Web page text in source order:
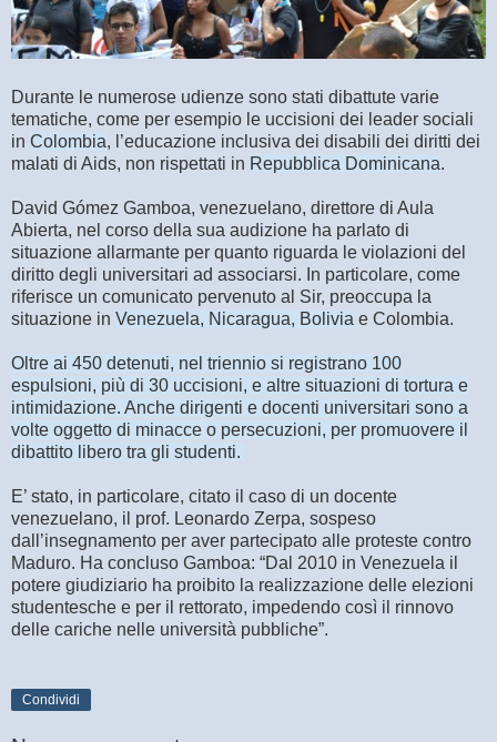
Durante le numerose udienze sono stati dibattute varie
tematiche, come per esempio le uccisioni dei leader sociali
in Colombia, l’educazione inclusiva dei disabili dei diritti dei
malati di Aids, non rispettati in Repubblica Dominicana.
David Gómez Gamboa, venezuelano, direttore di Aula
Abierta, nel corso della sua audizione ha parlato di
situazione allarmante per quanto riguarda le violazioni del
diritto degli universitari ad associarsi. In particolare, come
riferisce un comunicato pervenuto al Sir, preoccupa la
situazione in Venezuela, Nicaragua, Bolivia e Colombia.
Oltre ai 450 detenuti, nel triennio si registrano 100
espulsioni, più di 30 uccisioni, e altre situazioni di tortura e
intimidazione. Anche dirigenti e docenti universitari sono a
volte oggetto di minacce o persecuzioni, per promuovere il
dibattito libero tra gli studenti.
E’ stato, in particolare, citato il caso di un docente
venezuelano, il prof. Leonardo Zerpa, sospeso
dall’insegnamento per aver partecipato alle proteste contro
Maduro. Ha concluso Gamboa: “Dal 2010 in Venezuela il
potere giudiziario ha proibito la realizzazione delle elezioni
studentesche e per il rettorato, impedendo così il rinnovo
delle cariche nelle università pubbliche”.
Condividi